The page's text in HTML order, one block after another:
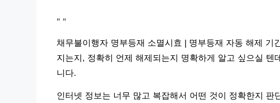
" "
채무불이행자 명부등재 소멸시효 | 명부등재 자동 해제 기
지는지, 정확히 언제 해제되는지 명확하게 알고 싶으실 텐
니다.
인터넷 정보는 너무 많고 복잡해서 어떤 것이 정확한지 판